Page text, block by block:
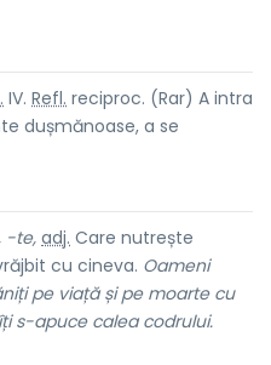
IV. Refl. reciproc. (Rar) A intra
dușmănoase, a se
-te, adj. Care nutrește
cu cineva. Oameni
pe viață și pe moarte cu
s-apuce calea codrului.